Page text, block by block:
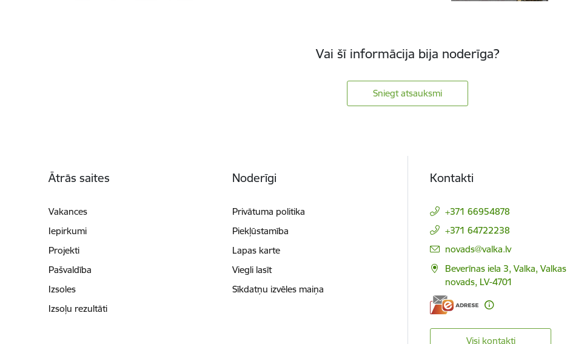
Vai šī informācija bija noderīga?
Sniegt atsauksmi
Ātrās saites
Vakances
Iepirkumi
Projekti
Pašvaldība
Izsoles
Izsoļu rezultāti
Noderīgi
Privātuma politika
Piekļūstamība
Lapas karte
Viegli lasīt
Sīkdatņu izvēles maiņa
Kontakti
+371 66954878
+371 64722238
E-pasts:
novads@valka.lv
Beverīnas iela 3, Valka, Valkas
novads, LV-4701
Visi kontakti